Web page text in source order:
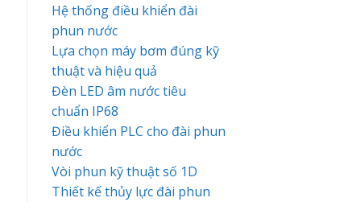
Hệ thống điều khiển đài
phun nước
Lựa chọn máy bơm đúng kỹ
thuật và hiệu quả
Đèn LED âm nước tiêu
chuẩn IP68
Điều khiển PLC cho đài phun
nước
Vòi phun kỹ thuật số 1D
Thiết kế thủy lực đài phun